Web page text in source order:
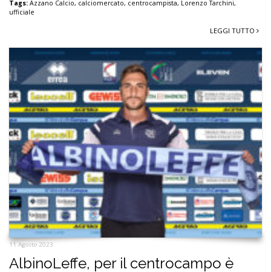
Tags: Azzano Calcio, calciomercato, centrocampista, Lorenzo Tarchini,
ufficiale
LEGGI TUTTO
11 Agosto 2023
AlbinoLeffe, per il centrocampo è